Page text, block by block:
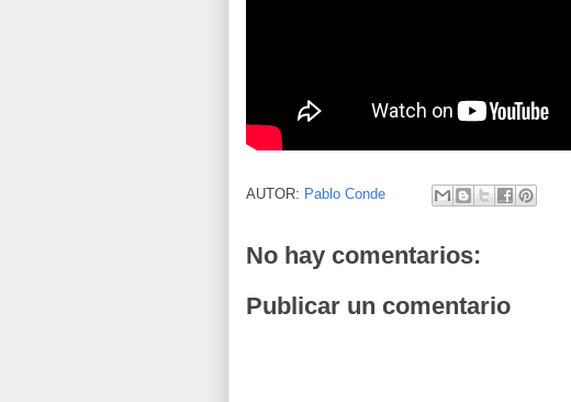
AUTOR: Pablo Conde
No hay comentarios:
Publicar un comentario